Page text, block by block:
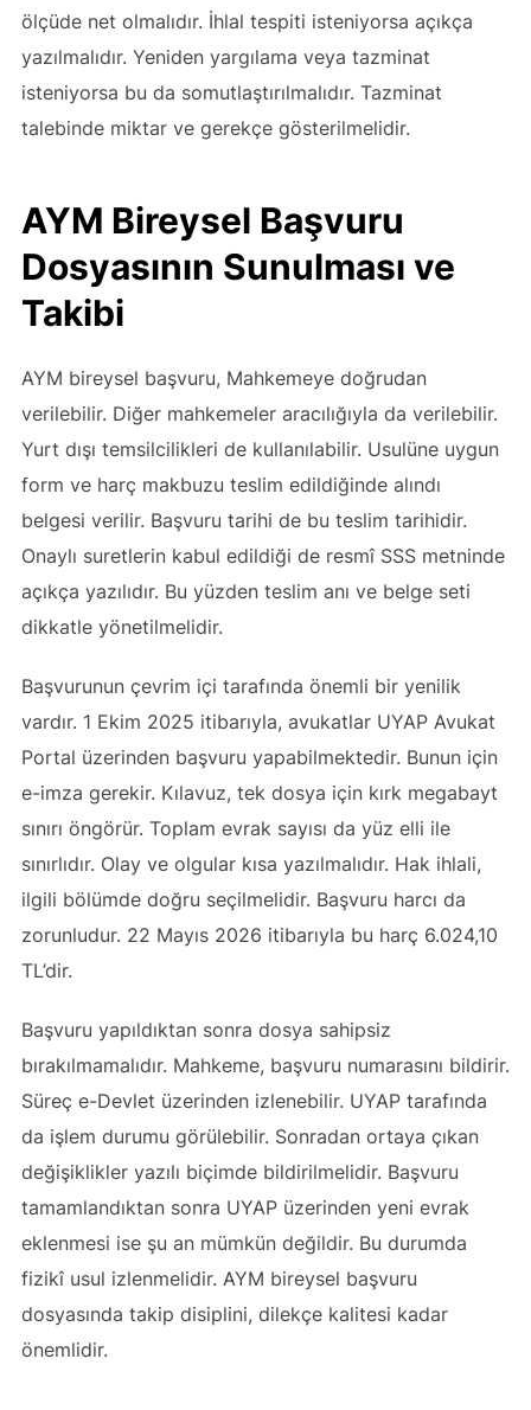
ölçüde net olmalıdır. İhlal tespiti isteniyorsa açıkça
yazılmalıdır. Yeniden yargılama veya tazminat
isteniyorsa bu da somutlaştırılmalıdır. Tazminat
talebinde miktar ve gerekçe gösterilmelidir.
AYM Bireysel Başvuru
Dosyasının Sunulması ve
Takibi
AYM bireysel başvuru, Mahkemeye doğrudan
verilebilir. Diğer mahkemeler aracılığıyla da verilebilir.
Yurt dışı temsilcilikleri de kullanılabilir. Usulüne uygun
form ve harç makbuzu teslim edildiğinde alındı
belgesi verilir. Başvuru tarihi de bu teslim tarihidir.
Onaylı suretlerin kabul edildiği de resmî SSS metninde
açıkça yazılıdır. Bu yüzden teslim anı ve belge seti
dikkatle yönetilmelidir.
Başvurunun çevrim içi tarafında önemli bir yenilik
vardır. 1 Ekim 2025 itibarıyla, avukatlar UYAP Avukat
Portal üzerinden başvuru yapabilmektedir. Bunun için
e-imza gerekir. Kılavuz, tek dosya için kırk megabayt
sınırı öngörür. Toplam evrak sayısı da yüz elli ile
sınırlıdır. Olay ve olgular kısa yazılmalıdır. Hak ihlali,
ilgili bölümde doğru seçilmelidir. Başvuru harcı da
zorunludur. 22 Mayıs 2026 itibarıyla bu harç 6.024,10
TL’dir.
Başvuru yapıldıktan sonra dosya sahipsiz
bırakılmamalıdır. Mahkeme, başvuru numarasını bildirir.
Süreç e-Devlet üzerinden izlenebilir. UYAP tarafında
da işlem durumu görülebilir. Sonradan ortaya çıkan
değişiklikler yazılı biçimde bildirilmelidir. Başvuru
tamamlandıktan sonra UYAP üzerinden yeni evrak
eklenmesi ise şu an mümkün değildir. Bu durumda
fizikî usul izlenmelidir. AYM bireysel başvuru
dosyasında takip disiplini, dilekçe kalitesi kadar
önemlidir.